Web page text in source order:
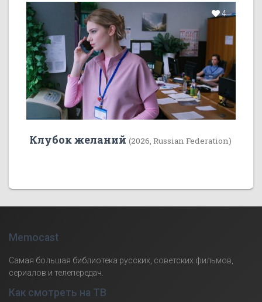
4
Клубок желаний (2026, Russian Federation)
Memocast
Самая большая библиотека русских, советских фильмов,
сериалов и телепередач.
Как смотреть на ТВ